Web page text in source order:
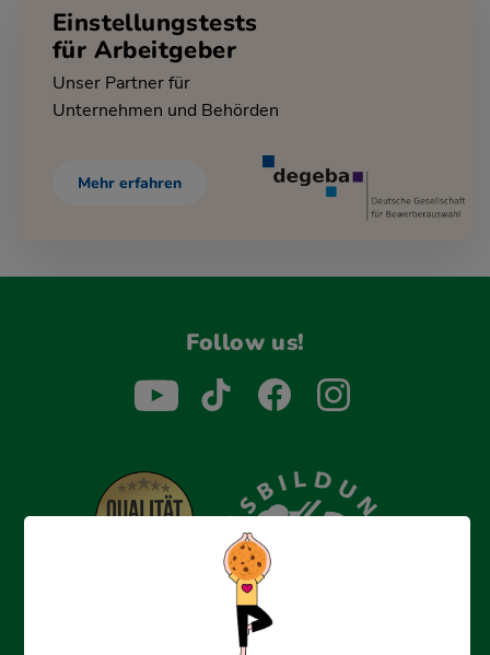
Einstellungstests
für Arbeitgeber
Unser Partner für
Unternehmen und Behörden
Mehr erfahren
Follow us!
Erfolgreich bewerben mit Ausbildungspark: Wir